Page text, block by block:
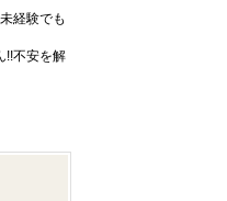
経験でも
!!不安を解